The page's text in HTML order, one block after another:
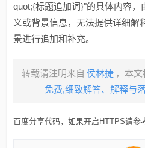
quot;{标题追加词}"的具体内容
义或背景信息，无法提供详细解
景进行追加和补充。
转载请注明来自 侯林捷 ，本文
免费,细致解答、解释与
百度分享代码，如果开启HTTPS请参